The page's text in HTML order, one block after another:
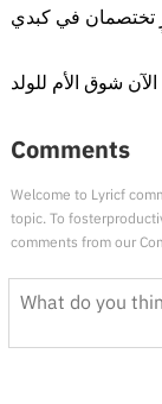
تختصمان في كبدي
شوق الأم للولد
Comments
Welcome to Lyricf
topic. To
comments from our